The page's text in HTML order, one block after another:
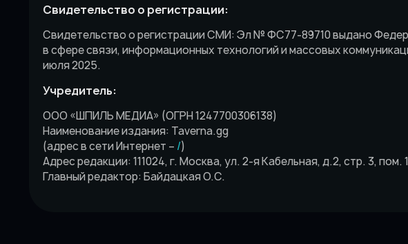
Свидетельство о регистрации:
Свидетельство о регистрации СМИ: Эл № ФС77-89710 выдано
в сфере связи, информационных технологий и массовых
июля 2025.
Учредитель:
ООО «ШПИЛЬ МЕДИА» (ОГРН 1247700306138)
Наименование издания: Taverna.gg
(адрес в сети Интернет – /)
Адрес редакции: 111024, г. Москва, ул. 2-я Кабельная, д.2, стр. 3, пом.
Главный редактор: Байдацкая О.С.